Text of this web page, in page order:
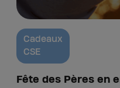
Cadeaux
CSE
Fête des Pères en